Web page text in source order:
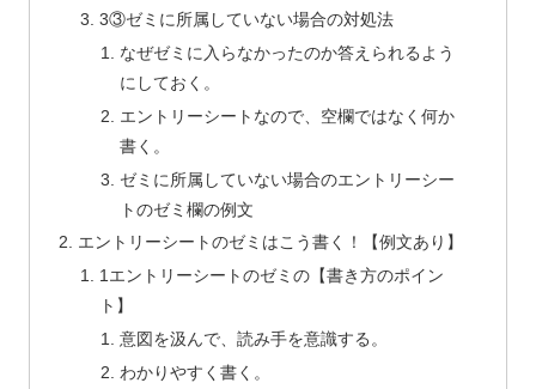
3③ゼミに所属していない場合の対処法
なぜゼミに入らなかったのか答えられるよう
にしておく。
エントリーシートなので、空欄ではなく何か
書く。
ゼミに所属していない場合のエントリーシー
トのゼミ欄の例文
エントリーシートのゼミはこう書く！【例文あり】
1エントリーシートのゼミの【書き方のポイン
ト】
意図を汲んで、読み手を意識する。
わかりやすく書く。